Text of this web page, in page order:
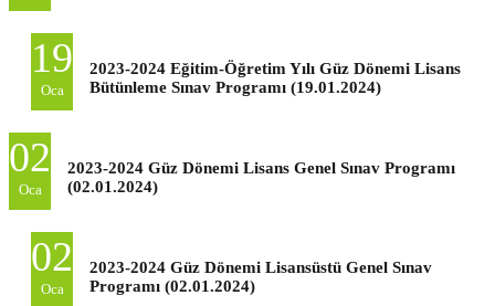
19
Oca
2023-2024 Eğitim-Öğretim Yılı Güz Dönemi Lisans
Bütünleme Sınav Programı (19.01.2024)
02
Oca
2023-2024 Güz Dönemi Lisans Genel Sınav Programı
(02.01.2024)
02
Oca
2023-2024 Güz Dönemi Lisansüstü Genel Sınav
Programı (02.01.2024)